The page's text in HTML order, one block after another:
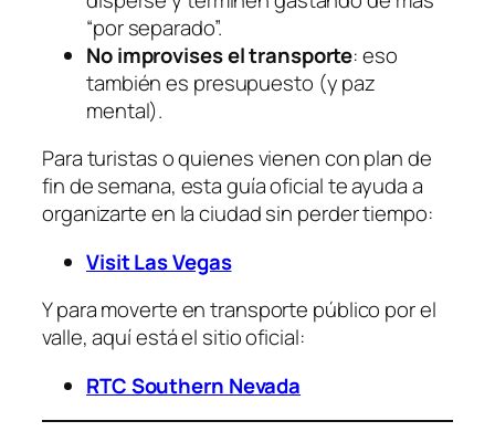
“por separado”.
No improvises el transporte: eso
también es presupuesto (y paz
mental).
Para turistas o quienes vienen con plan de
fin de semana, esta guía oficial te ayuda a
organizarte en la ciudad sin perder tiempo:
Visit Las Vegas
Y para moverte en transporte público por el
valle, aquí está el sitio oficial:
RTC Southern Nevada